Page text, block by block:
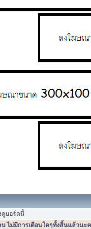
ดูบอร์ดนี้
ไม่มีการเตือนใดๆทั้งสิ้นแล้วนะ